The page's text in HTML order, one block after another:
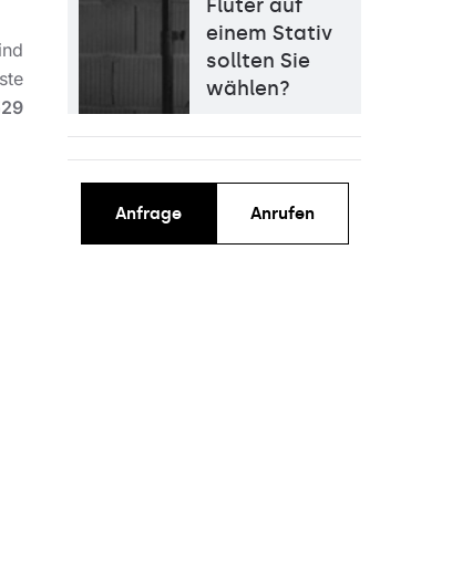
Fluter auf
einem Stativ
sollten Sie
wählen?
Anfrage Anrufen